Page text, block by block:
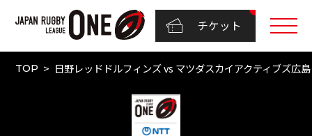
チケット
TOP 日野レッドドルフィンズ vs マツダスカイアクティブズ